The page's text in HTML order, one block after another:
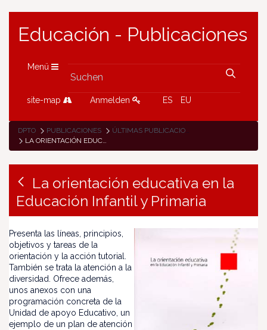
Educación - Publicaciones
Menü
site-map Anmelden ES EU
DPTO PUBLICACIONES
ÚLTIMAS PUBLICACIONES
LA ORIENTACIÓN EDUCATIVA EN LA EDUCACIÓN INFANTIL Y PRIMARIA
La orientación educativa en la
Educación Infantil y Primaria
Presenta las líneas, principios,
objetivos y tareas de la
orientación y la acción tutorial.
También se trata la atención a la
diversidad. Ofrece además,
unos anexos con una
programación concreta de la
Unidad de apoyo Educativo, un
ejemplo de un plan de atención